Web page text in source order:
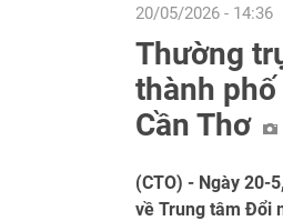
20/05/2026 - 14:36
Thường
thành
Cần Thơ
(CTO) - Ngày 20-
về Trung tâm Đổi